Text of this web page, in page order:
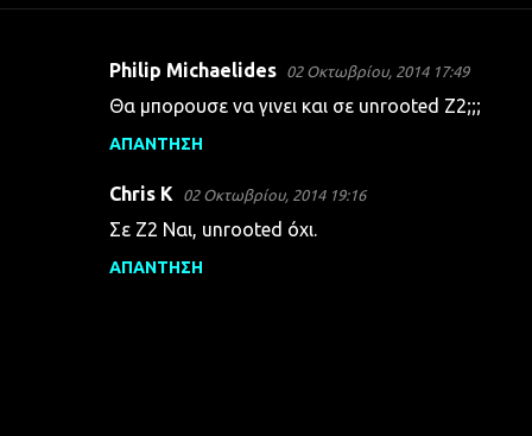
Philip Michaelides 02 Οκτωβρίου, 2014 17:49
Θα μπορουσε να γινει και σε unrooted Z2;;;
ΑΠΆΝΤΗΣΗ
Chris K 02 Οκτωβρίου, 2014 19:16
Σε Z2 Ναι, unrooted όχι.
ΑΠΆΝΤΗΣΗ